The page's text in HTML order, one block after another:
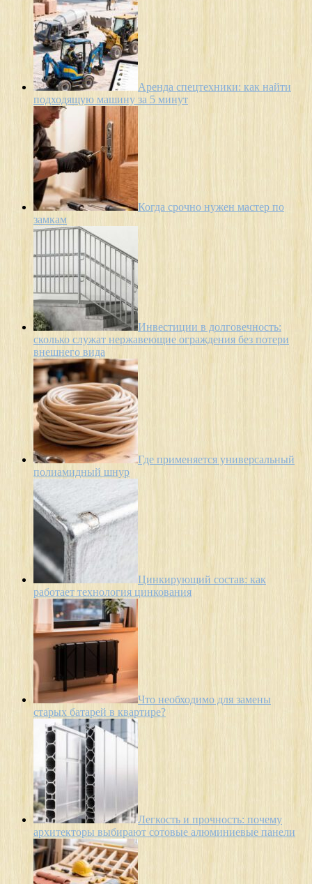
Аренда спецтехники: как найти
подходящую машину за 5 минут
Когда срочно нужен мастер по
замкам
Инвестиции в долговечность:
сколько служат нержавеющие ограждения без потери
внешнего вида
Где применяется универсальный
полиамидный шнур
Цинкирующий состав: как
работает технология цинкования
Что необходимо для замены
старых батарей в квартире?
Легкость и прочность: почему
архитекторы выбирают сотовые алюминиевые панели